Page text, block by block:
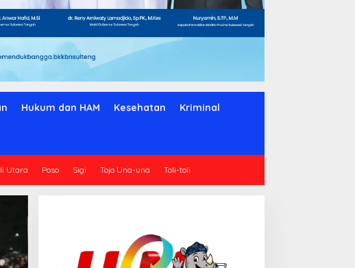
Hukum dan HAM Kesehatan Kriminal
Utara Poso Sigi Tojo Una-una Toli-toli